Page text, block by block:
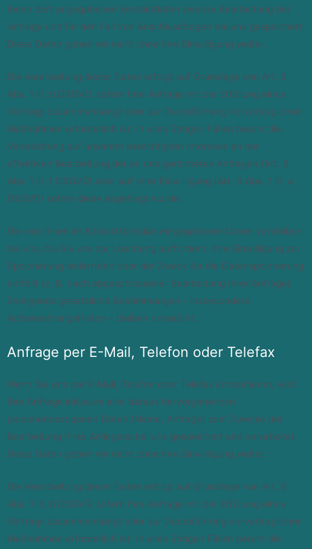
Ihnen dort angegebenen Kontaktdaten zwecks Bearbeitung der
Anfrage und für den Fall von Anschlussfragen bei uns gespeichert.
Diese Daten geben wir nicht ohne Ihre Einwilligung weiter.
Die Verarbeitung dieser Daten erfolgt auf Grundlage von Art. 6
Abs. 1 lit. b DSGVO, sofern Ihre Anfrage mit der Erfüllung eines
Vertrags zusammenhängt oder zur Durchführung vorvertraglicher
Maßnahmen erforderlich ist. In allen übrigen Fällen beruht die
Verarbeitung auf unserem berechtigten Interesse an der
effektiven Bearbeitung der an uns gerichteten Anfragen (Art. 6
Abs. 1 lit. f DSGVO) oder auf Ihrer Einwilligung (Art. 6 Abs. 1 lit. a
DSGVO) sofern diese abgefragt wurde.
Die von Ihnen im Kontaktformular eingegebenen Daten verbleiben
bei uns, bis Sie uns zur Löschung auffordern, Ihre Einwilligung zur
Speicherung widerrufen oder der Zweck für die Datenspeicherung
entfällt (z. B. nach abgeschlossener Bearbeitung Ihrer Anfrage).
Zwingende gesetzliche Bestimmungen – insbesondere
Aufbewahrungsfristen – bleiben unberührt.
Anfrage per E-Mail, Telefon oder Telefax
Wenn Sie uns per E-Mail, Telefon oder Telefax kontaktieren, wird
Ihre Anfrage inklusive aller daraus hervorgehenden
personenbezogenen Daten (Name, Anfrage) zum Zwecke der
Bearbeitung Ihres Anliegens bei uns gespeichert und verarbeitet.
Diese Daten geben wir nicht ohne Ihre Einwilligung weiter.
Die Verarbeitung dieser Daten erfolgt auf Grundlage von Art. 6
Abs. 1 lit. b DSGVO, sofern Ihre Anfrage mit der Erfüllung eines
Vertrags zusammenhängt oder zur Durchführung vorvertraglicher
Maßnahmen erforderlich ist. In allen übrigen Fällen beruht die